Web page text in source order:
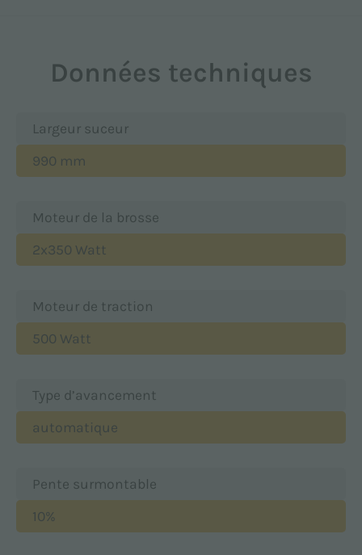
Données techniques
Largeur suceur
990 mm
Moteur de la brosse
2x350 Watt
Moteur de traction
500 Watt
Type d’avancement
automatique
Pente surmontable
10%